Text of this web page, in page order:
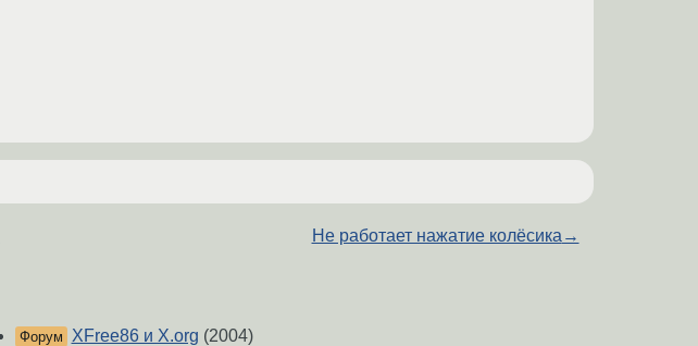
Не работает нажатие колёсика →
Форум XFree86 и X.org (2004)